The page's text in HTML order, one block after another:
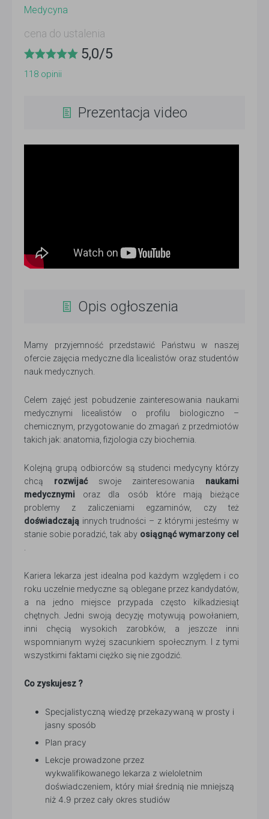
Medycyna
cena do ustalenia
5,0/5
118 opinii
Prezentacja video
Opis ogłoszenia
Mamy przyjemność przedstawić Państwu w naszej
ofercie zajęcia medyczne dla licealistów oraz studentów
nauk medycznych.
Celem zajęć jest pobudzenie zainteresowania naukami
medycznymi licealistów o profilu biologiczno –
chemicznym, przygotowanie do zmagań z przedmiotów
takich jak: anatomia, fizjologia czy biochemia.
Kolejną grupą odbiorców są studenci medycyny którzy
chcą rozwijaćswoje zainteresowania naukami
medycznymi oraz dla osób które mają bieżące
problemy z zaliczeniami egzaminów, czy też
doświadczają innych trudności – z którymi jesteśmy w
stanie sobie poradzić, tak aby osiągnąć wymarzony cel
Kariera lekarza jest idealna pod każdym względem i co
roku uczelnie medyczne są oblegane przez kandydatów,
a na jedno miejsce przypada często kilkadziesiąt
chętnych. Jedni swoją decyzję motywują powołaniem,
inni chęcią wysokich zarobków, a jeszcze inni
wspomnianym wyżej szacunkiem społecznym. I z tymi
wszystkimi faktami ciężko się nie zgodzić.
Co zyskujesz ?
Specjalistyczną wiedzę przekazywaną w prosty i
jasny sposób
Plan pracy
Lekcje prowadzone przez
wykwalifikowanego lekarza z wieloletnim
doświadczeniem, który miał średnią nie mniejszą
niż 4.9 przez cały okres studiów